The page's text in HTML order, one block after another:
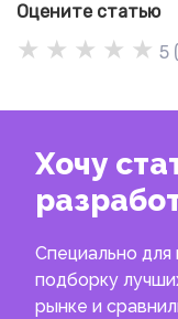
Оцените статью
★ ★ ★ ★ ★ 5 (
Хочу
Специально
подборку
рынке и